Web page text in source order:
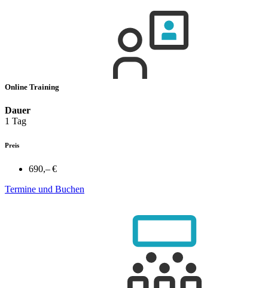
Online Training
Dauer
1 Tag
Preis
690,– €
Termine und Buchen